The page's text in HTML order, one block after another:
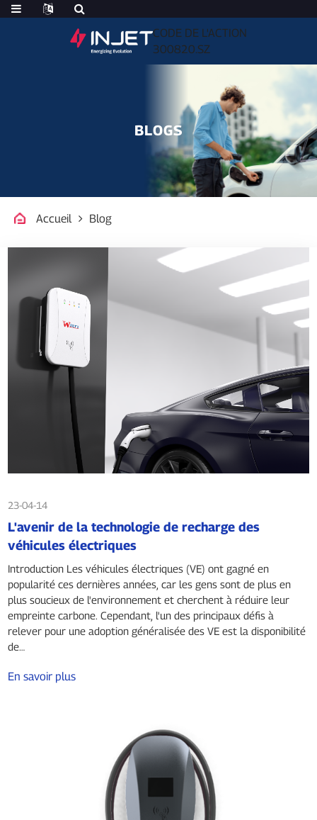
CODE DE L'ACTION
300820.SZ
BLOGS
Accueil Blog
23-04-14
L'avenir de la technologie de recharge des
véhicules électriques
Introduction Les véhicules électriques (VE) ont gagné en
popularité ces dernières années, car les gens sont de plus en
plus soucieux de l'environnement et cherchent à réduire leur
empreinte carbone. Cependant, l'un des principaux défis à
relever pour une adoption généralisée des VE est la disponibilité
de…
En savoir plus